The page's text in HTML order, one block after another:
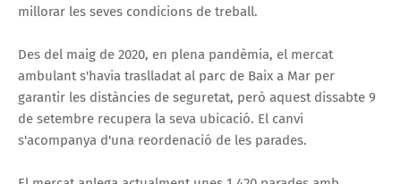
millorar les seves condicions de treball.
Des del maig de 2020, en plena pandèmia, el mercat
ambulant s'havia traslladat al parc de Baix a Mar per
garantir les distàncies de seguretat, però aquest dissabte 9
de setembre recupera la seva ubicació. El canvi
s'acompanya d'una reordenació de les parades.